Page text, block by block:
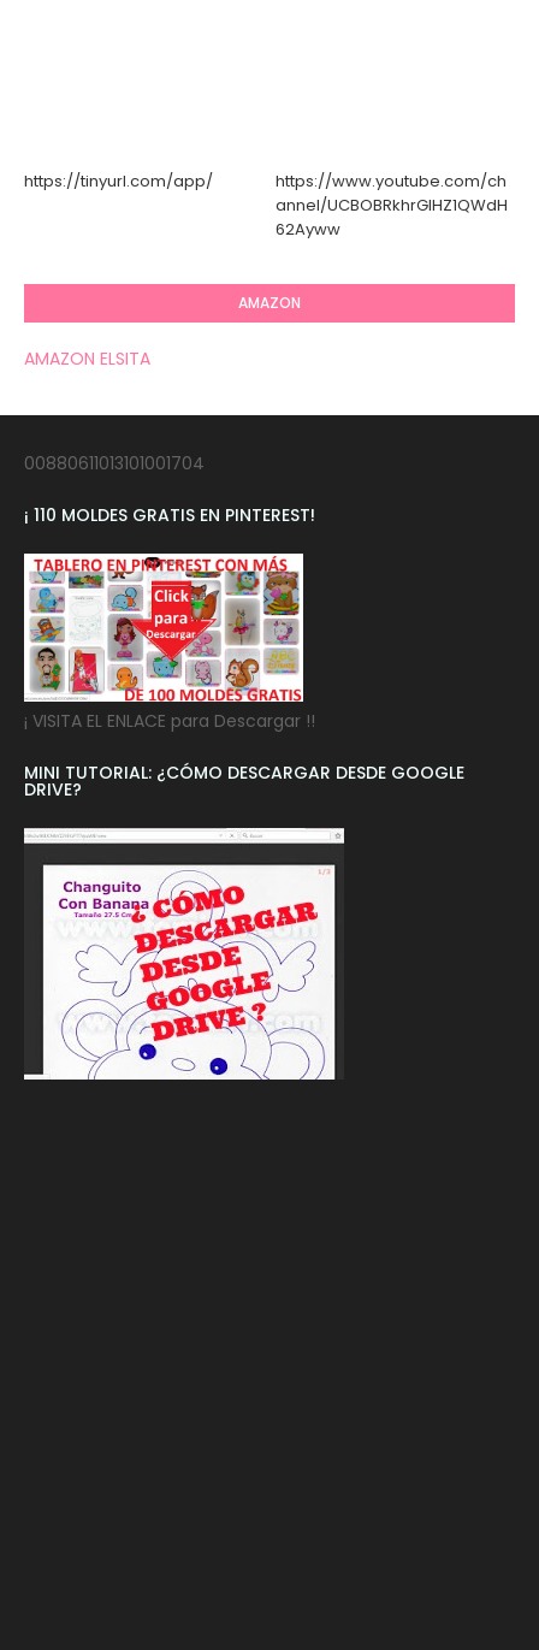
https://tinyurl.com/app/
https://www.youtube.com/ch
annel/UCBOBRkhrGIHZ1QWdH
62Ayww
AMAZON
AMAZON ELSITA
00880611013101001704
¡ 110 MOLDES GRATIS EN PINTEREST!
¡ VISITA EL ENLACE para Descargar !!
MINI TUTORIAL: ¿CÓMO DESCARGAR DESDE GOOGLE
DRIVE?